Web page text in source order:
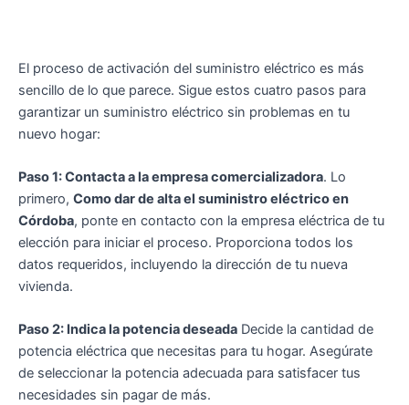
El proceso de activación del suministro eléctrico es más
sencillo de lo que parece. Sigue estos cuatro pasos para
garantizar un suministro eléctrico sin problemas en tu
nuevo hogar:
Paso 1: Contacta a la empresa comercializadora. Lo
primero, Como dar de alta el suministro eléctrico en
Córdoba, ponte en contacto con la empresa eléctrica de tu
elección para iniciar el proceso. Proporciona todos los
datos requeridos, incluyendo la dirección de tu nueva
vivienda.
Paso 2: Indica la potencia deseada Decide la cantidad de
potencia eléctrica que necesitas para tu hogar. Asegúrate
de seleccionar la potencia adecuada para satisfacer tus
necesidades sin pagar de más.